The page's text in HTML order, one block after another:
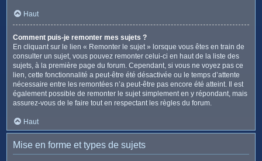
Haut
Comment puis-je remonter mes sujets ?
En cliquant sur le lien « Remonter le sujet » lorsque vous êtes en train de
consulter un sujet, vous pouvez remonter celui-ci en haut de la liste des
sujets, à la première page du forum. Cependant, si vous ne voyez pas ce
lien, cette fonctionnalité a peut-être été désactivée ou le temps d’attente
nécessaire entre les remontées n’a peut-être pas encore été atteint. Il est
également possible de remonter le sujet simplement en y répondant, mais
assurez-vous de le faire tout en respectant les règles du forum.
Haut
Mise en forme et types de sujets